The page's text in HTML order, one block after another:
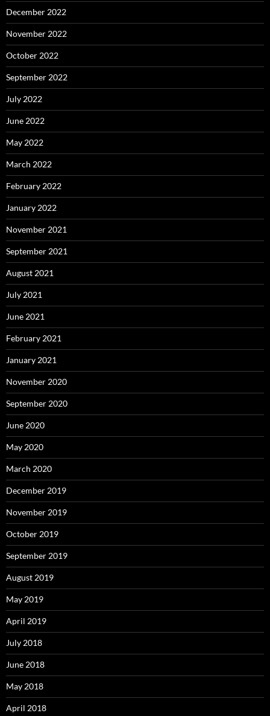
December 2022
November 2022
October 2022
September 2022
July 2022
June 2022
May 2022
March 2022
February 2022
January 2022
November 2021
September 2021
August 2021
July 2021
June 2021
February 2021
January 2021
November 2020
September 2020
June 2020
May 2020
March 2020
December 2019
November 2019
October 2019
September 2019
August 2019
May 2019
April 2019
July 2018
June 2018
May 2018
April 2018